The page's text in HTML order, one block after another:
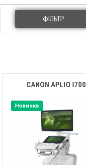
ФІЛЬТР
CANON APLIO I700
Новинка